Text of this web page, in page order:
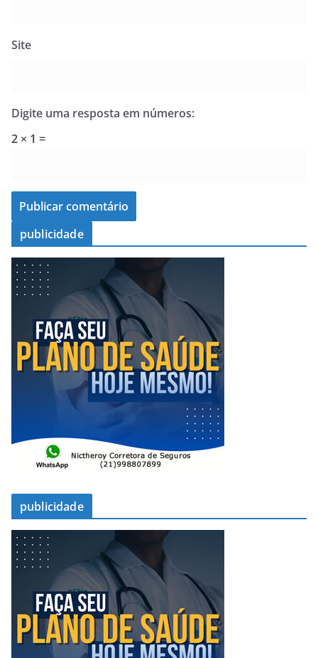
Site
Digite uma resposta em números:
2 × 1 =
publicidade
publicidade